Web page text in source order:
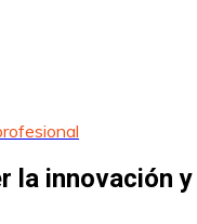
la innovación